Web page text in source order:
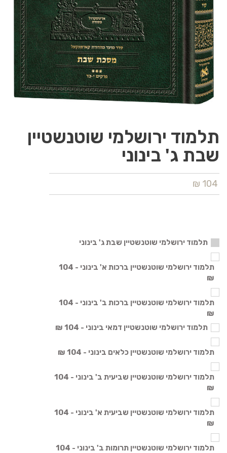
תלמוד ירושלמי שוטנשטיין
שבת ג' בינוני
104 ₪
תלמוד ירושלמי שוטנשטיין שבת ג' בינוני
תלמוד ירושלמי שוטנשטיין ברכות א' בינוני - 104
₪
תלמוד ירושלמי שוטנשטיין ברכות ב' בינוני - 104
₪
תלמוד ירושלמי שוטנשטיין דמאי בינוני - 104 ₪
תלמוד ירושלמי שוטנשטיין כלאים בינוני - 104 ₪
תלמוד ירושלמי שוטנשטיין שביעית ב' בינוני - 104
₪
תלמוד ירושלמי שוטנשטיין שביעית א' בינוני - 104
₪
תלמוד ירושלמי שוטנשטיין תרומות ב' בינוני - 104